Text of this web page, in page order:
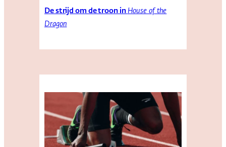
De strijd om de troon in House of the
Dragon